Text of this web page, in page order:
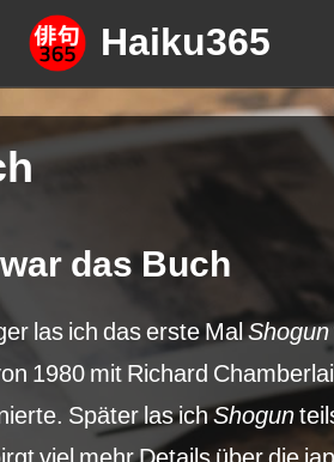
Springe
zum
Inhalt
Haiku365
das Buch
las ich das erste MalShogun
1980 mit Richard
Später las ichShogun